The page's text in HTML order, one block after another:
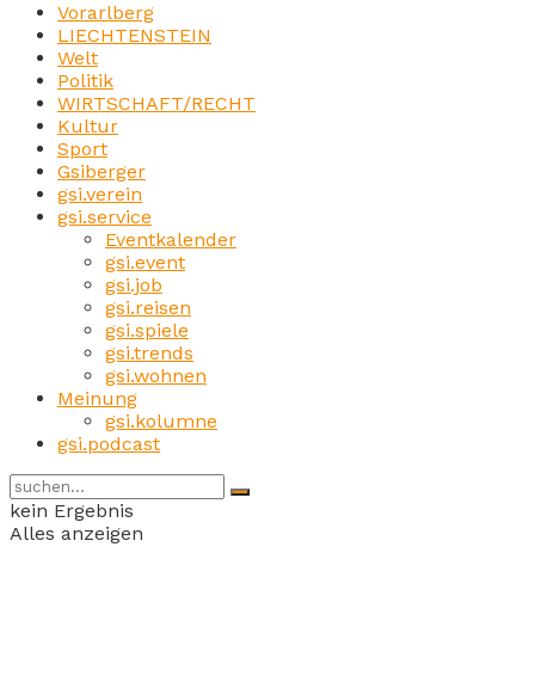
Vorarlberg
LIECHTENSTEIN
Welt
Politik
WIRTSCHAFT/RECHT
Kultur
Sport
Gsiberger
gsi.verein
gsi.service
Eventkalender
gsi.event
gsi.job
gsi.reisen
gsi.spiele
gsi.trends
gsi.wohnen
Meinung
gsi.kolumne
gsi.podcast
kein Ergebnis
Alles anzeigen